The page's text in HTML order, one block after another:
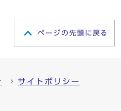
ページの先頭に戻る
サイトポリシー